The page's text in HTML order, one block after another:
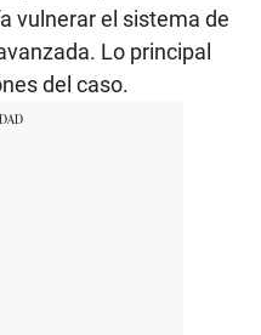
vulnerar el sistema de
Lo principal
del caso.